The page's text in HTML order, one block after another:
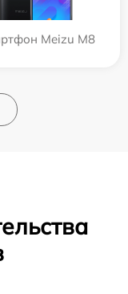
Meizu M8